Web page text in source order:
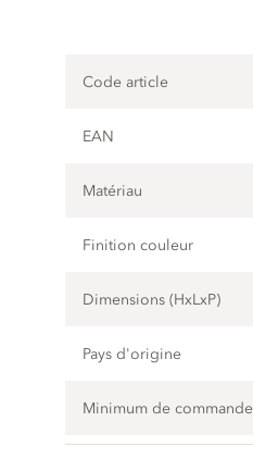
Code article
EAN
Matériau
Finition couleur
Dimensions (HxLxP)
Pays d'origine
Minimum de commande